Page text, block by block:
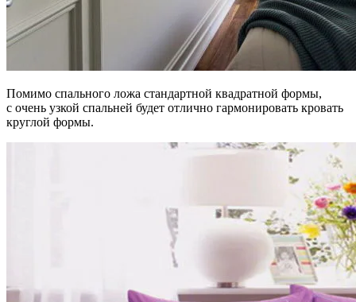
Помимо спального ложа стандартной квадратной формы,
с очень узкой спальней будет отлично гармонировать кровать
круглой формы.